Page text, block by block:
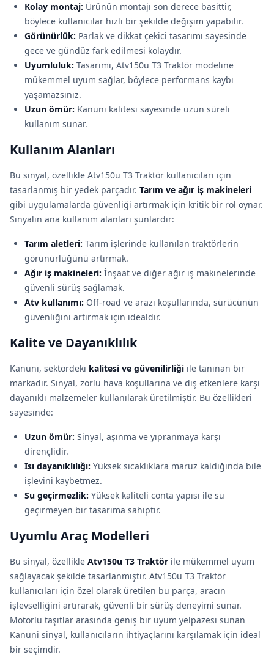
Kolay montaj: Ürünün montajı son derece basittir,
böylece kullanıcılar hızlı bir şekilde değişim yapabilir.
Görünürlük: Parlak ve dikkat çekici tasarımı sayesinde
gece ve gündüz fark edilmesi kolaydır.
Uyumluluk: Tasarımı, Atv150u T3 Traktör modeline
mükemmel uyum sağlar, böylece performans kaybı
yaşamazsınız.
Uzun ömür: Kanuni kalitesi sayesinde uzun süreli
kullanım sunar.
Kullanım Alanları
Bu sinyal, özellikle Atv150u T3 Traktör kullanıcıları için
tasarlanmış bir yedek parçadır. Tarım ve ağır iş makineleri
gibi uygulamalarda güvenliği artırmak için kritik bir rol oynar.
Sinyalin ana kullanım alanları şunlardır:
Tarım aletleri: Tarım işlerinde kullanılan traktörlerin
görünürlüğünü artırmak.
Ağır iş makineleri: İnşaat ve diğer ağır iş makinelerinde
güvenli sürüş sağlamak.
Atv kullanımı: Off-road ve arazi koşullarında, sürücünün
güvenliğini artırmak için idealdir.
Kalite ve Dayanıklılık
Kanuni, sektördeki kalitesi ve güvenilirliği ile tanınan bir
markadır. Sinyal, zorlu hava koşullarına ve dış etkenlere karşı
dayanıklı malzemeler kullanılarak üretilmiştir. Bu özellikleri
sayesinde:
Uzun ömür: Sinyal, aşınma ve yıpranmaya karşı
dirençlidir.
Isı dayanıklılığı: Yüksek sıcaklıklara maruz kaldığında bile
işlevini kaybetmez.
Su geçirmezlik: Yüksek kaliteli conta yapısı ile su
geçirmeyen bir tasarıma sahiptir.
Uyumlu Araç Modelleri
Bu sinyal, özellikle Atv150u T3 Traktör ile mükemmel uyum
sağlayacak şekilde tasarlanmıştır. Atv150u T3 Traktör
kullanıcıları için özel olarak üretilen bu parça, aracın
işlevselliğini artırarak, güvenli bir sürüş deneyimi sunar.
Motorlu taşıtlar arasında geniş bir uyum yelpazesi sunan
Kanuni sinyal, kullanıcıların ihtiyaçlarını karşılamak için ideal
bir seçimdir.